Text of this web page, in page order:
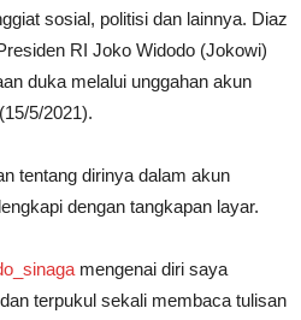
sosial, politisi dan lainnya. Diaz
RI Joko Widodo (Jokowi)
duka melalui unggahan akun
5/2021).
tentang dirinya dalam akun
dengan tangkapan layar.
mengenai diri saya
terpukul sekali membaca tulisan